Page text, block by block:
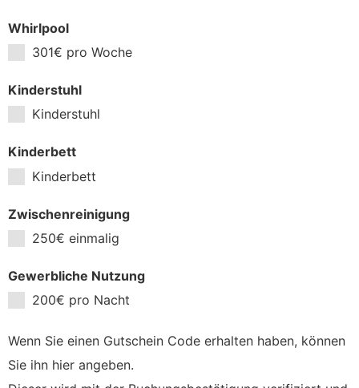
Whirlpool
301€ pro Woche
Kinderstuhl
Kinderstuhl
Kinderbett
Kinderbett
Zwischenreinigung
250€ einmalig
Gewerbliche Nutzung
200€ pro Nacht
Wenn Sie einen Gutschein Code erhalten haben, können
Sie ihn hier angeben.